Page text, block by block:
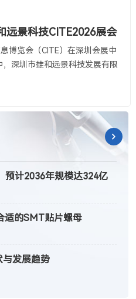
远景科技CITE2026展会
博览会（CITE）在深圳会展中
深圳市雄和远景科技发展有限
的最新技术成果。凭借高精
及智能终端企业代表驻足洽
的双重目标。
预计2036年规模达324亿
性机遇
适的SMT贴片螺母
与发展趋势